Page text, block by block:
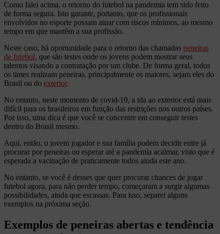
Como falei acima, o retorno do futebol na pandemia tem sido feito
de forma segura. Isto garante, portanto, que os profissionais
envolvidos no esporte possam atuar com riscos mínimos, ao mesmo
tempo em que mantêm a sua profissão.
Neste caso, há oportunidade para o retorno das chamadas peneiras
de futebol, que são testes onde os jovens podem mostrar seus
talentos visando a contratação por um clube. De forma geral, todos
os times realizam peneiras, principalmente os maiores, sejam eles do
Brasil ou do exterior.
No entanto, neste momento de covid-19, a ida ao exterior está mais
difícil para os brasileiros em função das restrições nos outros países.
Por isso, uma dica é que você se concentre em conseguir testes
dentro do Brasil mesmo.
Aqui, então, o jovem jogador e sua família podem decidir entre já
procurar por peneiras ou esperar até a pandemia acalmar, visto que é
esperada a vacinação de praticamente todos ainda este ano.
No entanto, se você é desses que quer procurar chances de jogar
futebol agora, para não perder tempo, começaram a surgir algumas
possibilidades, ainda que escassas. Para isso, separei alguns
exemplos na próxima seção.
Exemplos de peneiras abertas e tendência